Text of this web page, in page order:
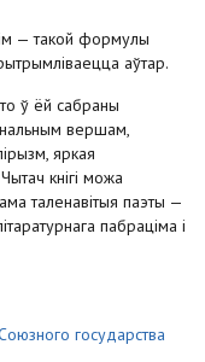
— такой формулы
аўтар.
ў ёй сабраны
вершам,
яркая
кнігі можа
таленавітыя паэты —
пабраціма і
государства